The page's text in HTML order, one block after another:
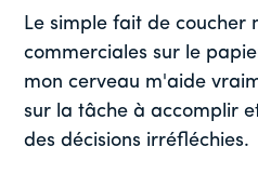
Le simple fait de coucher
commerciales sur le
mon cerveau m'aide
sur la tâche à accomplir
des décisions irréfléchies.